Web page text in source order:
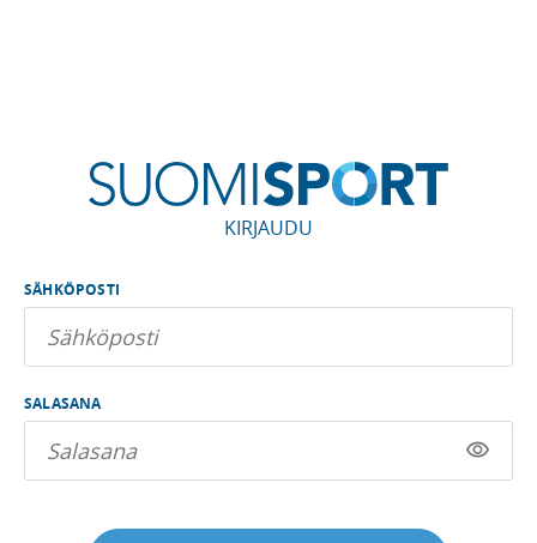
KIRJAUDU
SÄHKÖPOSTI
SALASANA